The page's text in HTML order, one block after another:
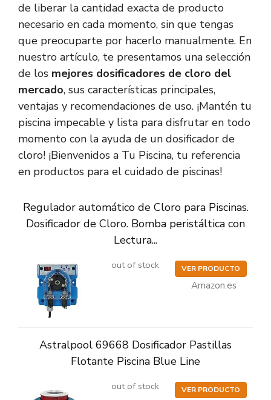
de liberar la cantidad exacta de producto
necesario en cada momento, sin que tengas
que preocuparte por hacerlo manualmente. En
nuestro artículo, te presentamos una selección
de los mejores dosificadores de cloro del
mercado, sus características principales,
ventajas y recomendaciones de uso. ¡Mantén tu
piscina impecable y lista para disfrutar en todo
momento con la ayuda de un dosificador de
cloro! ¡Bienvenidos a Tu Piscina, tu referencia
en productos para el cuidado de piscinas!
Regulador automático de Cloro para Piscinas.
Dosificador de Cloro. Bomba peristáltica con
Lectura...
out of stock VER PRODUCTO
Amazon.es
Astralpool 69668 Dosificador Pastillas
Flotante Piscina Blue Line
out of stock VER PRODUCTO